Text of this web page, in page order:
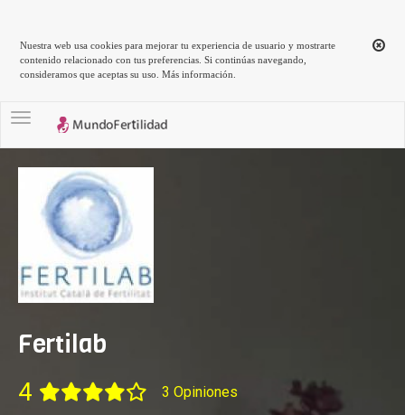
Nuestra web usa cookies para mejorar tu experiencia de usuario y mostrarte
contenido relacionado con tus preferencias. Si continúas navegando,
consideramos que aceptas su uso.Más información
Toggle navigation
Fertilab
4 3 Opiniones